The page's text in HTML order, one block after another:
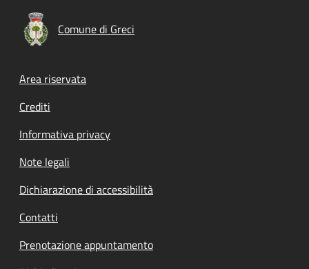
Comune di Greci
Footer menu
Area riservata
Crediti
Informativa privacy
Note legali
Dichiarazione di accessibilità
Contatti
Prenotazione appuntamento